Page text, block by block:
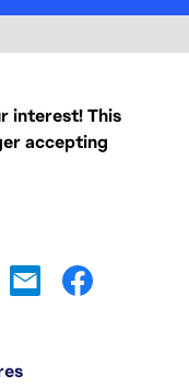
interest! This
accepting